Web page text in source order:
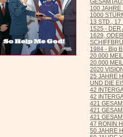
100 JAHRE
1000
13 STD., 17
1525 - DER
1629,
1984 - Big
20.000
20.000
2020
25 JAHRE
UND DIE
42
42
421
421
421
47 RONIN
50 JAHRE